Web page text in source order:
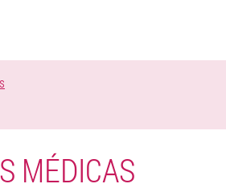
MÉDICAS